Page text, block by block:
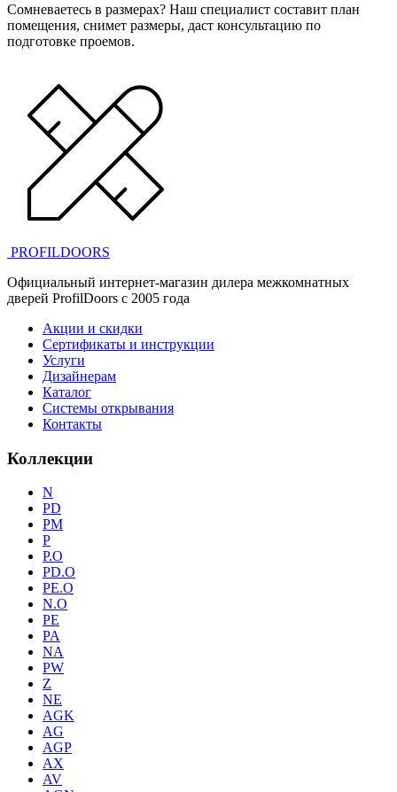
Сомневаетесь в размерах? Наш специалист составит план
помещения, снимет размеры, даст консультацию по
подготовке проемов.
PROFILDOORS
Официальный интернет-магазин дилера межкомнатных
дверей ProfilDoors c 2005 года
Акции и скидки
Сертификаты и инструкции
Услуги
Дизайнерам
Каталог
Системы открывания
Контакты
Коллекции
N
PD
PM
P
P.O
PD.O
PE.O
N.O
PE
PA
NA
PW
Z
NE
AGK
AG
AGP
AX
AV